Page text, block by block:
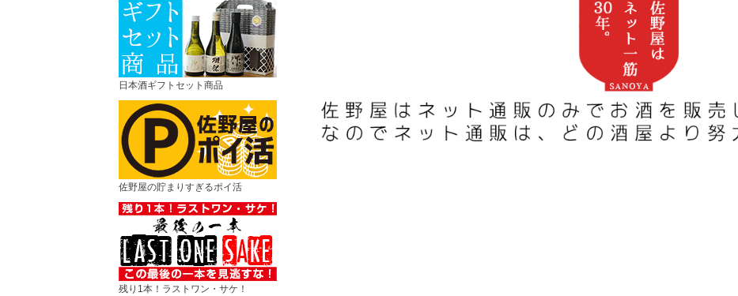
日本酒ギフトセット商品
佐野屋の貯まりすぎるポイ活
残り1本！ラストワン・サケ！